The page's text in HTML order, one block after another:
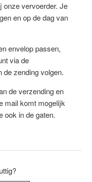
onze vervoerder. Je
en op de dag van
envelop passen,
via de
de zending volgen.
de verzending en
mail komt mogelijk
ook in de gaten.